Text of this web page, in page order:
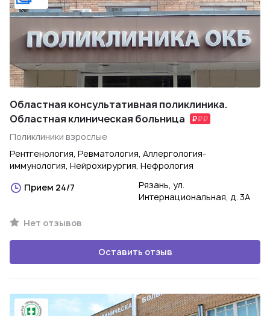
Областная консультативная поликлиника.
Областная клиническая больница
Поликлиники взрослые
Рентгенология, Ревматология, Аллергология-
иммунология, Нейрохирургия, Нефрология
Прием 24/7
Рязань, ул.
Интернациональная, д. 3А
Нет отзывов
Оставить отзыв